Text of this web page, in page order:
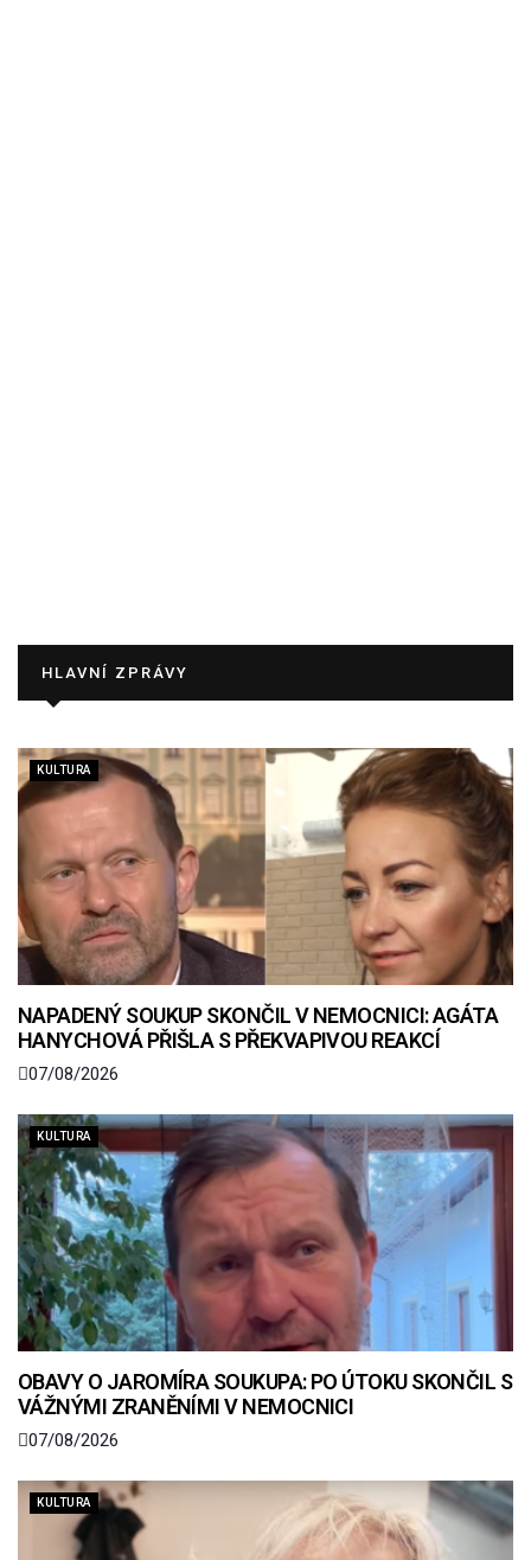
HLAVNÍ ZPRÁVY
KULTURA
NAPADENÝ SOUKUP SKONČIL V NEMOCNICI: AGÁTA
HANYCHOVÁ PŘIŠLA S PŘEKVAPIVOU REAKCÍ
07/08/2026
KULTURA
OBAVY O JAROMÍRA SOUKUPA: PO ÚTOKU SKONČIL S
VÁŽNÝMI ZRANĚNÍMI V NEMOCNICI
07/08/2026
KULTURA